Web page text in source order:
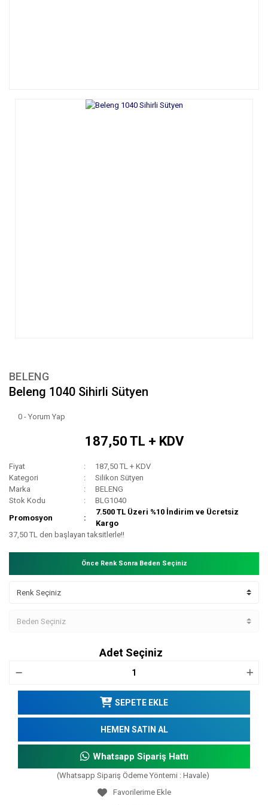
BELENG
Beleng 1040 Sihirli Sütyen
0 - Yorum Yap
187,50 TL + KDV
Fiyat
187,50 TL + KDV
Kategori
Silikon Sütyen
Marka
BELENG
Stok Kodu
BLG1040
Promosyon
7.500 TL Üzeri %10 İndirim ve Ücretsiz
Kargo
37,50 TL den başlayan taksitlerle!!
Önce Renk Sonra Beden Seçiniz
Adet Seçiniz
SEPETE EKLE
HEMEN SATIN AL
Whatsapp Sipariş Hattı
(Whatsapp Sipariş Ödeme Yöntemi : Havale)